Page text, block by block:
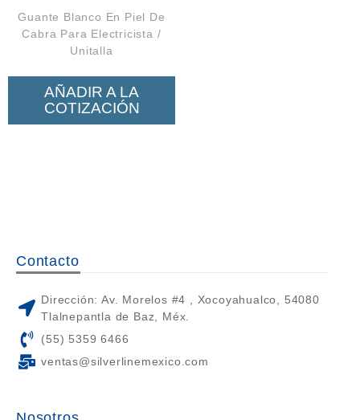
Guante Blanco En Piel De
Cabra Para Electricista /
Unitalla
AÑADIR A LA
COTIZACIÓN
Contacto
Dirección: Av. Morelos #4 , Xocoyahualco, 54080
Tlalnepantla de Baz, Méx.
(55) 5359 6466
ventas@silverlinemexico.com